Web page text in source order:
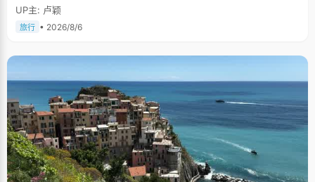
UP主: 卢颖
旅行 • 2026/8/6